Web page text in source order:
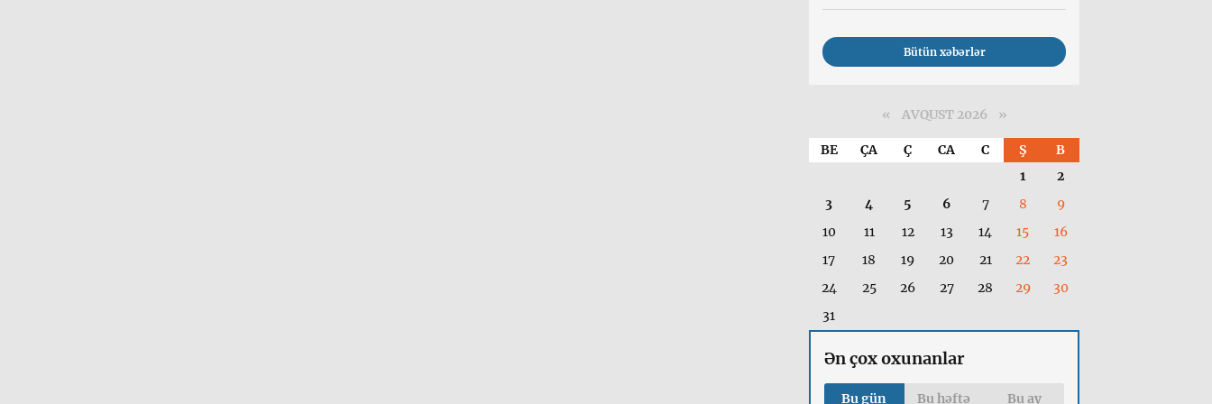
Bütün xəbərlər
« AVQUST 2026 »
BE ÇA Ç CA C Ş
B
1
2
3
4 5 6 7 8
9
10
11 12 13 14 15
16
17
18 19 20 21 22
23
24
25 26 27 28 29
30
31
Ən çox oxunanlar
Bu gün Bu həftə Bu ay